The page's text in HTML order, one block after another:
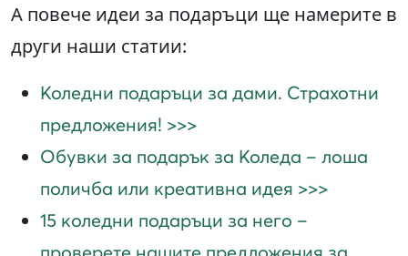
А повече идеи за подаръци ще намерите в
други наши статии:
Коледни подаръци за дами. Страхотни
предложения! >>>
Обувки за подарък за Коледа – лоша
поличба или креативна идея >>>
15 коледни подаръци за него –